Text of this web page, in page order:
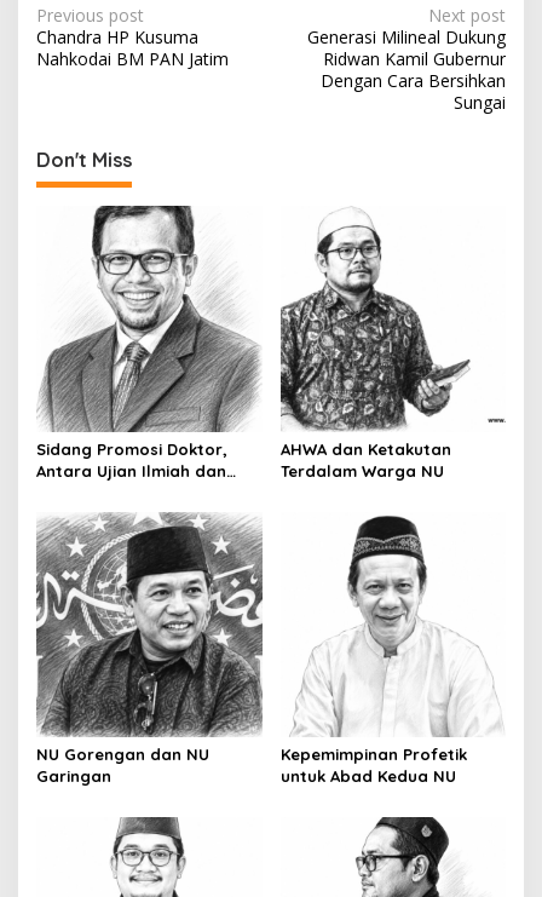
P
o
n
a
t
i
o
n
Previous post
Chandra HP Kusuma
Nahkodai BM PAN Jatim
Next post
Generasi Milineal Dukung
Ridwan Kamil Gubernur
Dengan Cara Bersihkan
Sungai
Don't Miss
Sidang Promosi Doktor,
Antara Ujian Ilmiah dan
AHWA dan Ketakutan
Terdalam Warga NU
NU Gorengan dan NU
Garingan
Kepemimpinan Profetik
untuk Abad Kedua NU